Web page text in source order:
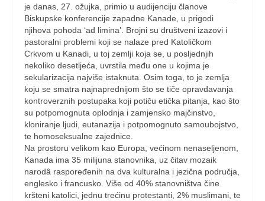
je danas, 27. ožujka, primio u audijenciju članove
Biskupske konferencije zapadne Kanade, u prigodi
njihova pohoda ‘ad limina’. Brojni su društveni izazovi i
pastoralni problemi koji se nalaze pred Katoličkom
Crkvom u Kanadi, u toj zemlji koja se, u posljednjih
nekoliko desetljeća, uvrstila među one u kojima je
sekularizacija najviše istaknuta. Osim toga, to je zemlja
koju se smatra najnaprednijom što se tiče opravdavanja
kontroverznih postupaka koji potiču etička pitanja, kao što
su potpomognuta oplodnja i zamjensko majčinstvo,
kloniranje ljudi, eutanazija i potpomognuto samoubojstvo,
te homoseksualne zajednice.
Na prostoru velikom kao Europa, većinom nenaseljenom,
Kanada ima 35 milijuna stanovnika, uz čitav mozaik
narodâ raspoređenih na dva kulturalna i jezična područja,
englesko i francusko. Više od 40% stanovništva čine
kršteni katolici, jednu trećinu protestanti, 2% muslimani, te